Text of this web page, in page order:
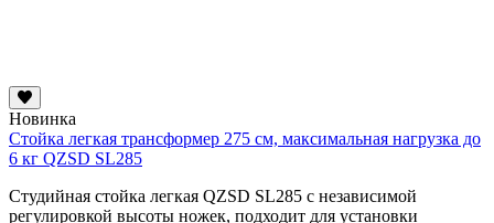
Новинка
Стойка легкая трансформер 275 см, максимальная нагрузка до
6 кг QZSD SL285
Студийная стойка легкая QZSD SL285 с независимой
регулировкой высоты ножек, подходит для установки